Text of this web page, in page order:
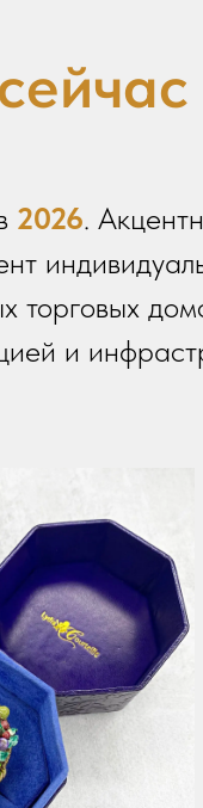
2026.
торговых
и